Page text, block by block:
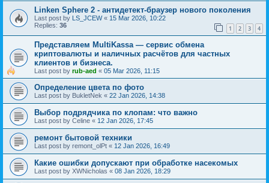
Linken Sphere 2 - антидетект-браузер нового поколения
Last post by LS_JCEW« 15 Mar 2026, 10:22
Replies: 36 1 2 3 4
Представляем MultiKassa — сервис обмена
криптовалюты и наличных расчётов для частных
клиентов и бизнеса.
Last post by rub-aed « 05 Mar 2026, 11:15
Определение цвета по фото
Last post by BukletNek « 22 Jan 2026, 14:38
Выбор подрядчика по клопам: что важно
Last post by Celine « 12 Jan 2026, 17:45
ремонт бытовой техники
Last post by remont_olPt « 12 Jan 2026, 16:49
Какие ошибки допускают при обработке насекомых
Last post by XWNicholas « 08 Jan 2026, 18:29